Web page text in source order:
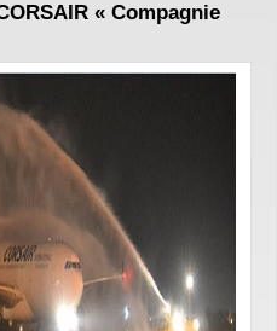
« Compagnie